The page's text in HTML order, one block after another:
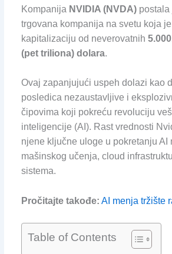
Kompanija NVIDIA (NVDA)postala
trgovana kompanija na svetu koja
kapitalizaciju od neverovatnih
(pet triliona) dolara.
Ovaj zapanjujući uspeh dolazi kao
posledica nezaustavljive i
čipovima koji pokreću revoluciju
inteligencije (AI). Rast vrednosti
njene ključne uloge u pokretanju AI
mašinskog učenja, cloud
sistema.
Pročitajte takođe: AI menja tržište
Table of Contents